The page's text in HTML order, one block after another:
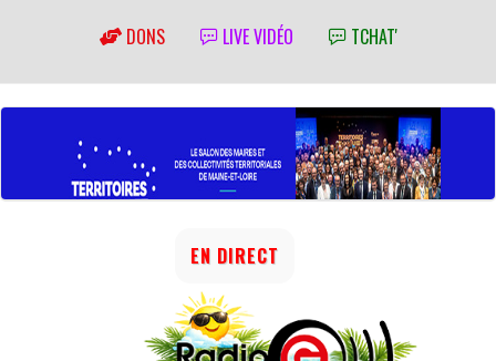
DONS LIVE VIDÉO TCHAT'
EN DIRECT